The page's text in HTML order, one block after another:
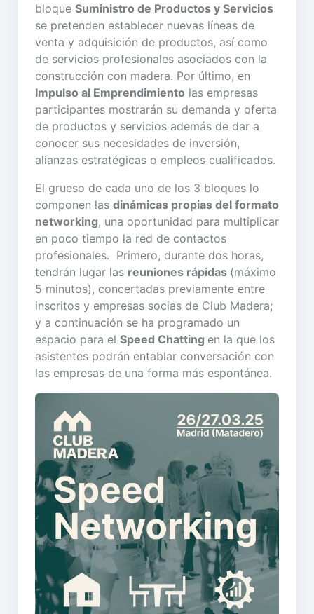
bloque Suministro de Productos y Servicios
se pretenden establecer nuevas líneas de
venta y adquisición de productos, así como
de servicios profesionales asociados con la
construcción con madera. Por último, en
Impulso al Emprendimiento las empresas
participantes mostrarán su demanda y oferta
de productos y servicios además de dar a
conocer sus necesidades de inversión,
alianzas estratégicas o empleos cualificados.
El grueso de cada uno de los 3 bloques lo
componen las dinámicas propias del formato
networking, una oportunidad para multiplicar
en poco tiempo la red de contactos
profesionales. Primero, durante dos horas,
tendrán lugar las reuniones rápidas (máximo
5 minutos), concertadas previamente entre
inscritos y empresas socias de Club Madera;
y a continuación se ha programado un
espacio para el Speed Chatting en la que los
asistentes podrán entablar conversación con
las empresas de una forma más espontánea.